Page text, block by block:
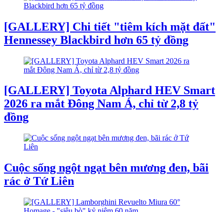
[GALLERY] Chi tiết "tiêm kích mặt đất"
Hennessey Blackbird hơn 65 tỷ đồng
[GALLERY] Toyota Alphard HEV Smart
2026 ra mắt Đông Nam Á, chỉ từ 2,8 tỷ
đồng
Cuộc sống ngột ngạt bên mương đen, bãi
rác ở Tứ Liên